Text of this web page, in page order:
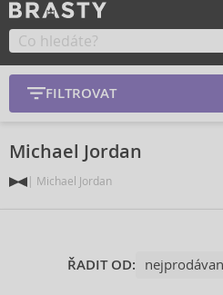
FILTROVAT
Michael Jordan
Michael Jordan
ŘADIT OD: